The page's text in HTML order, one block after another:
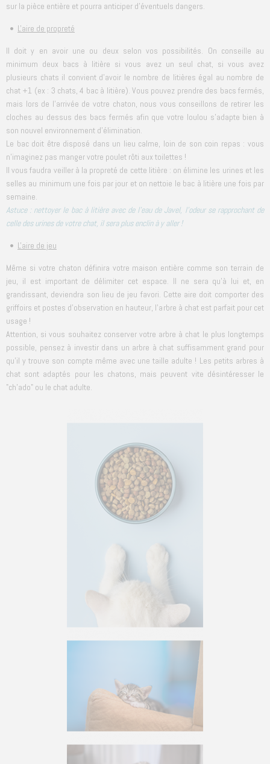
sur la pièce entière et pourra anticiper d'éventuels dangers.
• L'aire de propreté
Il doit y en avoir une ou deux selon vos possibilités. On conseille au
minimum deux bacs à litière si vous avez un seul chat, si vous avez
plusieurs chats il convient d'avoir le nombre de litières égal au nombre de
chat +1 (ex : 3 chats, 4 bac à litière). Vous pouvez prendre des bacs fermés,
mais lors de l'arrivée de votre chaton, nous vous conseillons de retirer les
cloches au dessus des bacs fermés afin que votre loulou s'adapte bien à
son nouvel environnement d'élimination.
Le bac doit être disposé dans un lieu calme, loin de son coin repas : vous
n'imaginez pas manger votre poulet rôti aux toilettes !
Il vous faudra veiller à la propreté de cette litière : on élimine les urines et les
selles au minimum une fois par jour et on nettoie le bac à litière une fois par
semaine.
Astuce : nettoyer le bac à litière avec de l'eau de Javel, l'odeur se rapprochant de
celle des urines de votre chat, il sera plus enclin à y aller !
• L'aire de jeu
Même si votre chaton définira votre maison entière comme son terrain de
jeu, il est important de délimiter cet espace. Il ne sera qu'à lui et, en
grandissant, deviendra son lieu de jeu favori. Cette aire doit comporter des
griffoirs et postes d'observation en hauteur, l'arbre à chat est parfait pour cet
usage !
Attention, si vous souhaitez conserver votre arbre à chat le plus longtemps
possible, pensez à investir dans un arbre à chat suffisamment grand pour
qu'il y trouve son compte même avec une taille adulte ! Les petits arbres à
chat sont adaptés pour les chatons, mais peuvent vite désintéresser le
"ch'ado" ou le chat adulte.